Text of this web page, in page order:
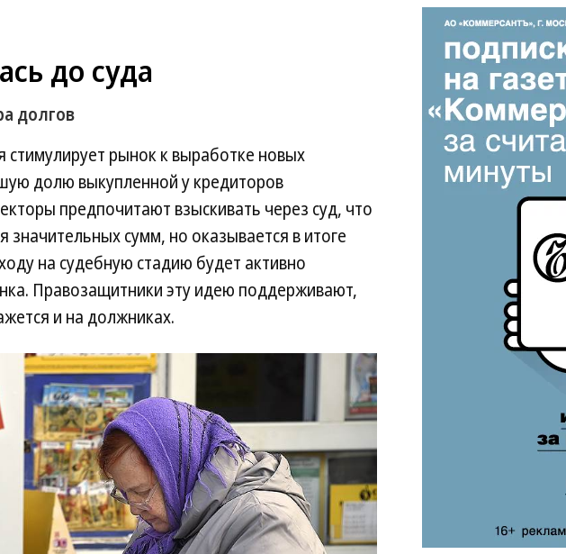
до суда
долгов
стимулирует рынок к выработке новых
долю выкупленной у кредиторов
предпочитают взыскивать через суд, что
сумм, но оказывается в итоге
на судебную стадию будет активно
Правозащитники эту идею поддерживают,
и на должниках.